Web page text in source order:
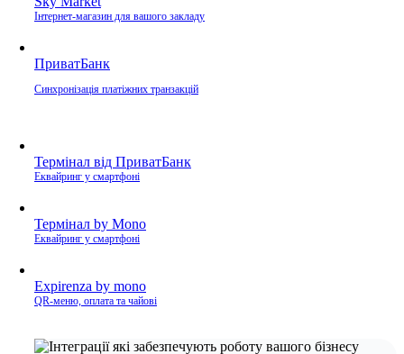
Інтернет-магазин для вашого закладу
ПриватБанк
Синхронізація платіжних транзакцій
Термінал від ПриватБанк
Еквайринг у смартфоні
Термінал by Mono
Еквайринг у смартфоні
Expirenza by mono
QR-меню, оплата та чайові